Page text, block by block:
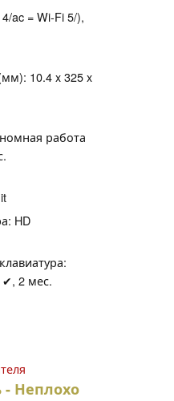
ac = Wi-Fi 5/),
10.4 x 325 x
работа
HD
✔, 2 мес.
- Неплохо